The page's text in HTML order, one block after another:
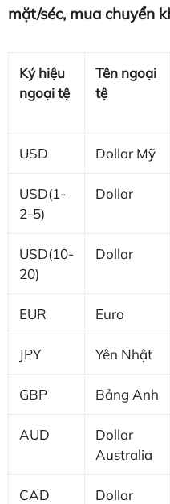
mặt/séc, mua chuyển
Ký hiệu
ngoại tệ
Tên ngoại
tệ
USD Dollar Mỹ
USD(1-
2-5)
Dollar
USD(10-
20)
Dollar
EUR Euro
JPY Yên Nhật
GBP Bảng Anh
AUD
Dollar
Australia
CAD
Dollar